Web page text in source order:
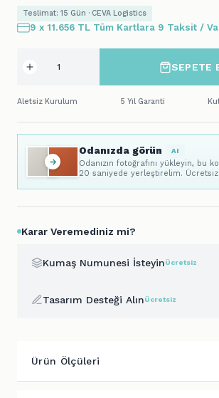
Teslimat: 15 Gün · CEVA Logistics
9 x 11.656 TL Tüm Kartlara 9 Taksit /
SEPETE
Aletsiz Kurulum 5 Yıl Garanti
Odanızda görün AI
Odanızın fotoğrafını yükleyin, bu
20 saniyede yerleştirelim. Ücretsiz.
Karar Veremediniz mi?
Kumaş Numunesi İsteyinÜcretsiz
Tasarım Desteği AlınÜcretsiz
Ürün Ölçüleri